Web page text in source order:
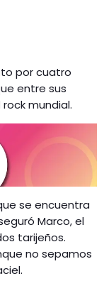
por cuatro
entre sus
mundial.
se encuentra
Marco, el
tarijeños.
no sepamos